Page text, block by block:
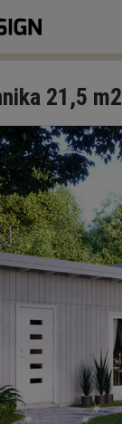
21,5 m2